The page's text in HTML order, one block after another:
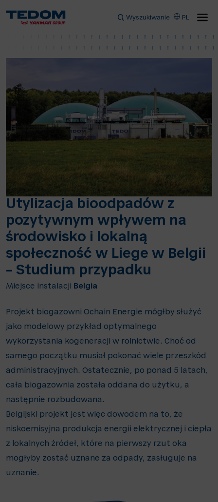
Wyszukiwanie PL
Utylizacja bioodpadów z
pozytywnym wpływem na
środowisko i lokalną
społeczność w Liege w Belgii
– Studium przypadku
Miejsce instalacji Belgia
Projekt biogazowni Ochain Energie mógłby służyć
jako modelowy przykład optymalnego
wykorzystania kogeneracji w rolnictwie. Choć od
samego początku musiał pokonać wiele przeszkód
administracyjnych. Ostatecznie, po ponad 5 latach,
cała biogazownia została oddana do użytku, a
następnie rozbudowana.
Belgijski projekt jest więc dowodem na to, że
niskoemisyjna produkcja energii elektrycznej i ciepła
z lokalnych źródeł, które na pierwszy rzut oka
mogłyby zostać uznane za odpady, zasługuje na
uznanie.